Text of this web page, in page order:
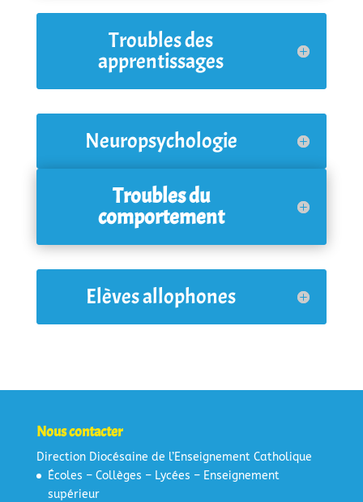
Troubles des
apprentissages
Neuropsychologie
Troubles du
comportement
Elèves allophones
Nous contacter
Direction Diocésaine de l’Enseignement Catholique
Écoles – Collèges – Lycées – Enseignement
supérieur